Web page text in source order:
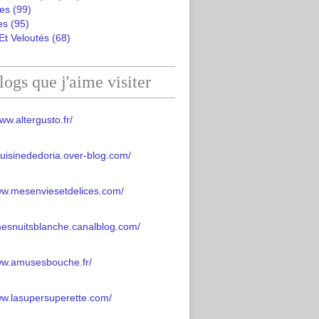
(99)
(95)
Veloutés (68)
que j'aime visiter
blog.com/